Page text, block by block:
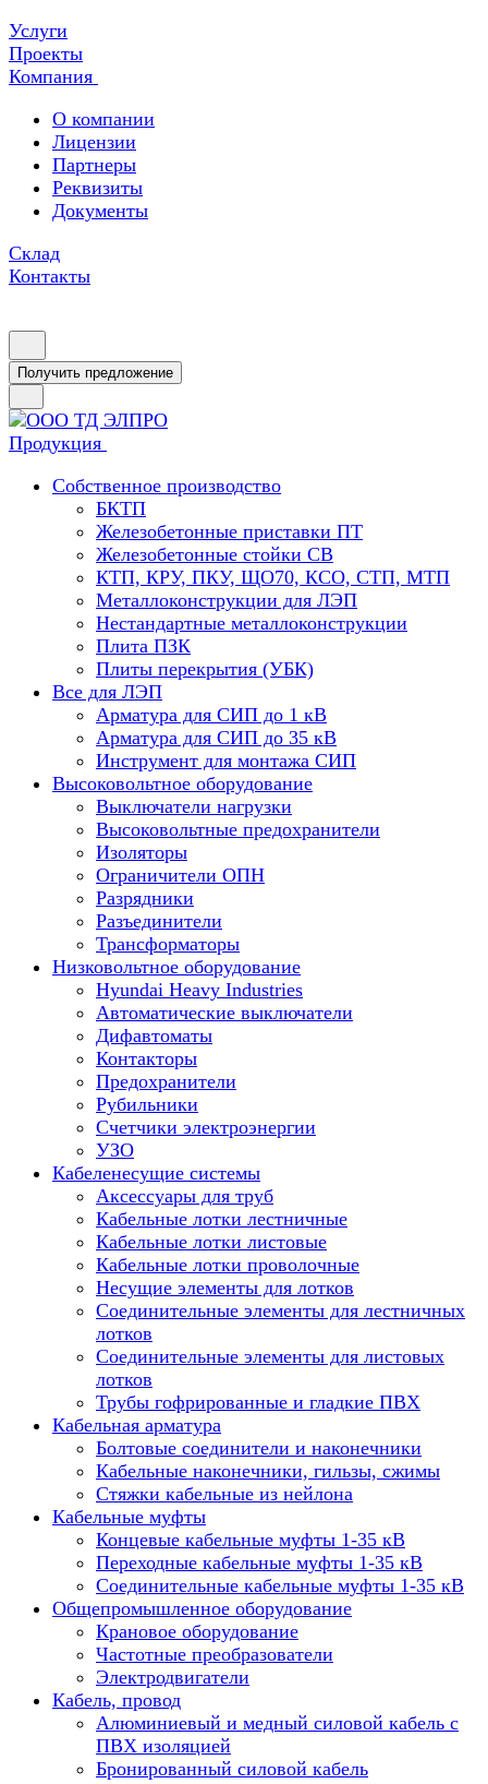
Услуги
Проекты
Компания
О компании
Лицензии
Партнеры
Реквизиты
Документы
Склад
Контакты
Получить предложение
Продукция
Собственное производство
БКТП
Железобетонные приставки ПТ
Железобетонные стойки СВ
КТП, КРУ, ПКУ, ЩО70, КСО, СТП, МТП
Металлоконструкции для ЛЭП
Нестандартные металлоконструкции
Плита ПЗК
Плиты перекрытия (УБК)
Все для ЛЭП
Арматура для СИП до 1 кВ
Арматура для СИП до 35 кВ
Инструмент для монтажа СИП
Высоковольтное оборудование
Выключатели нагрузки
Высоковольтные предохранители
Изоляторы
Ограничители ОПН
Разрядники
Разъединители
Трансформаторы
Низковольтное оборудование
Hyundai Heavy Industries
Автоматические выключатели
Дифавтоматы
Контакторы
Предохранители
Рубильники
Счетчики электроэнергии
УЗО
Кабеленесущие системы
Аксессуары для труб
Кабельные лотки лестничные
Кабельные лотки листовые
Кабельные лотки проволочные
Несущие элементы для лотков
Соединительные элементы для лестничных
лотков
Соединительные элементы для листовых
лотков
Трубы гофрированные и гладкие ПВХ
Кабельная арматура
Болтовые соединители и наконечники
Кабельные наконечники, гильзы, сжимы
Стяжки кабельные из нейлона
Кабельные муфты
Концевые кабельные муфты 1-35 кВ
Переходные кабельные муфты 1-35 кВ
Соединительные кабельные муфты 1-35 кВ
Общепромышленное оборудование
Крановое оборудование
Частотные преобразователи
Электродвигатели
Кабель, провод
Алюминиевый и медный силовой кабель с
ПВХ изоляцией
Бронированный силовой кабель